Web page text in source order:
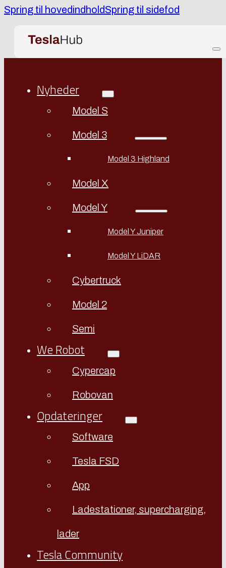
Spring til hovedindholdSpring til sidefod
Nyheder
Model S
Model 3
Model 3 Highland
Model X
Model Y
Model Y Juniper
Model Y LiDAR
Cybertruck
Model 2
Semi
We Robot
Cypercap
Robovan
Opdateringer
Software
Tesla FSD
App
Ladestationer, supercharging,
lader
Tesla Community